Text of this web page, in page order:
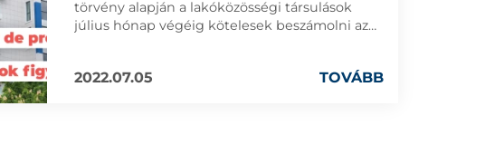
törvény alapján a lakóközösségi társulások
július hónap végéig kötelesek beszámolni az
2022.07.05 TOVÁBB